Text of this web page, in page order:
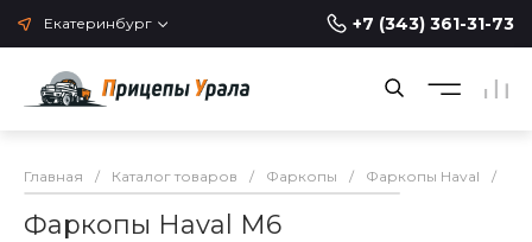
Екатеринбург +7 (343) 361-31-73
Главная / Каталог товаров / Фаркопы / Фаркопы Haval /
Фаркопы Haval M6